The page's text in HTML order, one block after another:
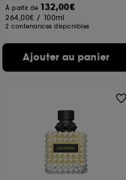
À partir de 132,00€
264,00€ / 100ml
2 contenances disponibles
Ajouter au panier